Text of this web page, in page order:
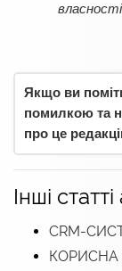
Якщо ви
помилкою та
про це
Інші
CRM-
КОРИСНА